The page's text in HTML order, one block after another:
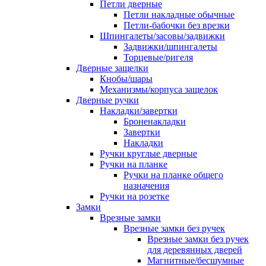
Петли дверные
Петли накладные обычные
Петли-бабочки без врезки
Шпингалеты/засовы/задвижки
Задвижки/шпингалеты
Торцевые/ригеля
Дверные защелки
Кнобы/шары
Механизмы/корпуса защелок
Дверные ручки
Накладки/завертки
Броненакладки
Завертки
Накладки
Ручки круглые дверные
Ручки на планке
Ручки на планке общего
назначения
Ручки на розетке
Замки
Врезные замки
Врезные замки без ручек
Врезные замки без ручек
для деревянных дверей
Магнитные/бесшумные